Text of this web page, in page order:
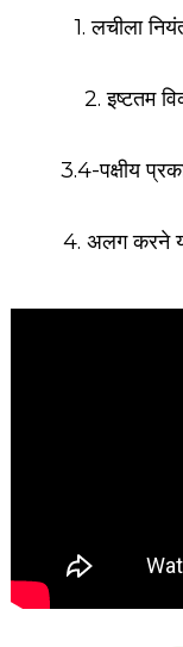
1. लचीला
2. इष्टतम
3.4-पक्षीय
4. अलग करने